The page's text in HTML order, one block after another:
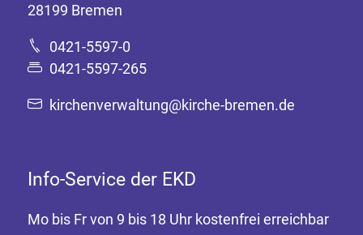
28199 Bremen
0421-5597-0
0421-5597-265
kirchenverwaltung@kirche-bremen.de
Info-Service der EKD
Mo bis Fr von 9 bis 18 Uhr kostenfrei erreichbar